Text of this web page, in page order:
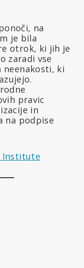
ponoči, na
je bila
otrok, ki jih je
zaradi vse
neenakosti, ki
pravic
in
na podpise
Institute